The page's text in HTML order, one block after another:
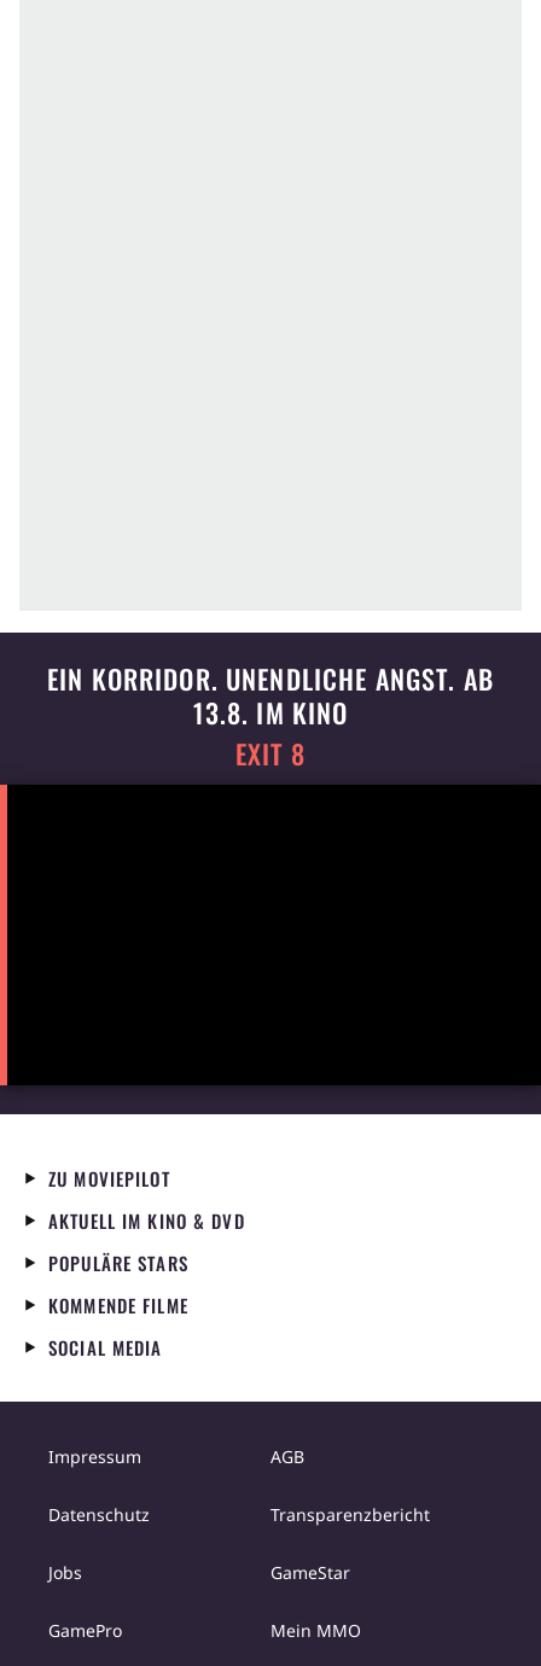
EIN KORRIDOR. UNENDLICHE ANGST. AB
13.8. IM KINO
EXIT 8
ZU MOVIEPILOT
AKTUELL IM KINO & DVD
POPULÄRE STARS
KOMMENDE FILME
SOCIAL MEDIA
Impressum AGB
Datenschutz Transparenzbericht
Jobs GameStar
GamePro Mein MMO